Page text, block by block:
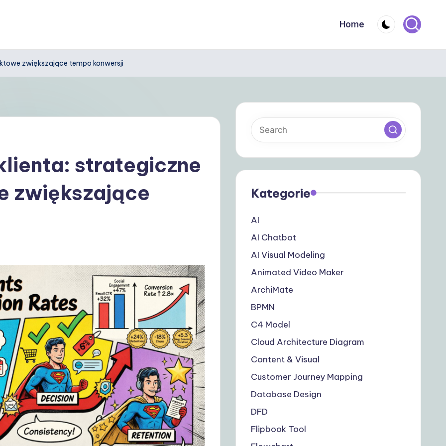
Home
zwiększające tempo konwersji
strategiczne
zwiększające
Kategorie
AI
AI Chatbot
AI Visual Modeling
Animated Video Maker
ArchiMate
BPMN
C4 Model
Cloud Architecture Diagram
Content & Visual
Customer Journey Mapping
Database Design
DFD
Flipbook Tool